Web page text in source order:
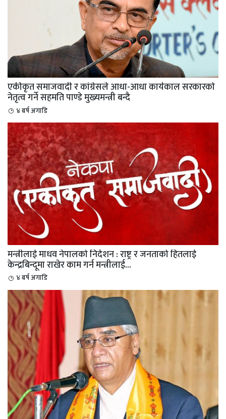
एकीकृत समाजवादी र कांग्रेसले आधा-आधा कार्यकाल सरकारको
नेतृत्व गर्ने सहमति पाण्डे मुख्यमन्त्री बन्दै
४ बर्ष अगाडि
मन्त्रीलाई माधव नेपालको निर्देशन : राष्ट्र र जनताको हितलाई
केन्द्रबिन्दूमा राखेर काम गर्न मन्त्रीलाई...
४ बर्ष अगाडि